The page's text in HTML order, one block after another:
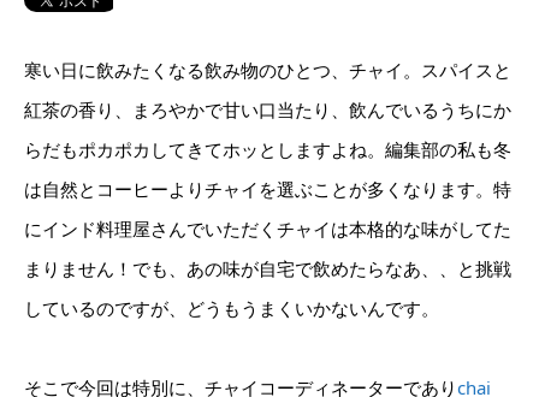
寒い日に飲みたくなる飲み物のひとつ、チャイ。スパイスと
紅茶の香り、まろやかで甘い口当たり、飲んでいるうちにか
らだもポカポカしてきてホッとしますよね。編集部の私も冬
は自然とコーヒーよりチャイを選ぶことが多くなります。特
にインド料理屋さんでいただくチャイは本格的な味がしてた
まりません！でも、あの味が自宅で飲めたらなあ、、と挑戦
しているのですが、どうもうまくいかないんです。
そこで今回は特別に、チャイコーディネーターでありchai